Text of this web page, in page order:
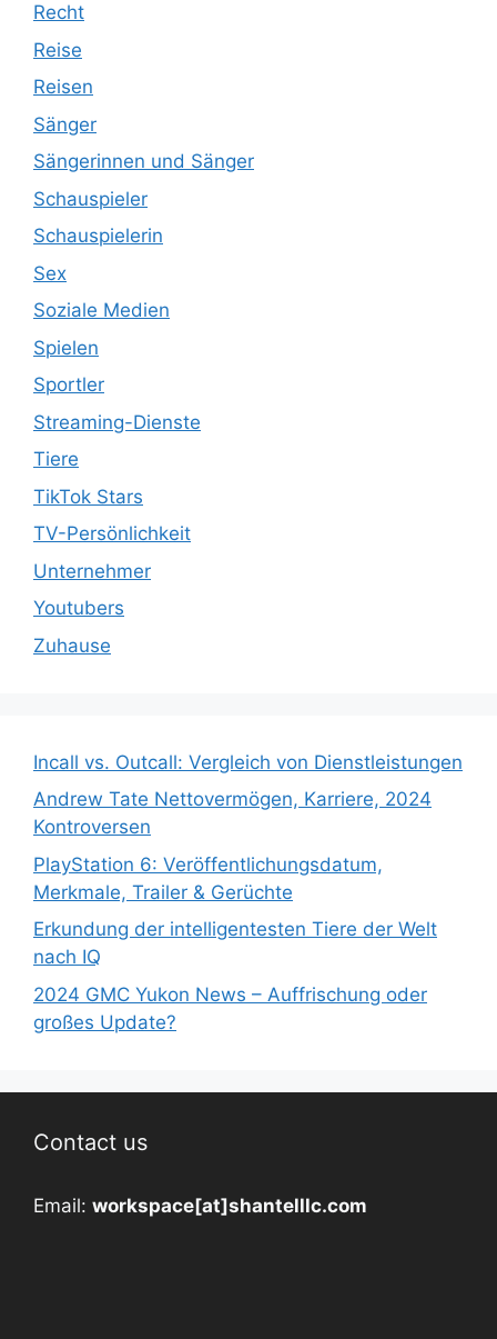
Recht
Reise
Reisen
Sänger
Sängerinnen und Sänger
Schauspieler
Schauspielerin
Sex
Soziale Medien
Spielen
Sportler
Streaming-Dienste
Tiere
TikTok Stars
TV-Persönlichkeit
Unternehmer
Youtubers
Zuhause
Incall vs. Outcall: Vergleich von Dienstleistungen
Andrew Tate Nettovermögen, Karriere, 2024
Kontroversen
PlayStation 6: Veröffentlichungsdatum,
Merkmale, Trailer & Gerüchte
Erkundung der intelligentesten Tiere der Welt
nach IQ
2024 GMC Yukon News – Auffrischung oder
großes Update?
Contact us
Email: workspace[at]shantelllc.com